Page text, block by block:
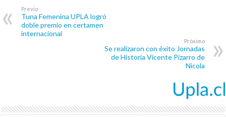
Previo
Tuna Femenina UPLA logró
doble premio en certamen
internacional
Próximo
Se realizaron con éxito Jornadas
de Historia Vicente Pizarro de
Nicola